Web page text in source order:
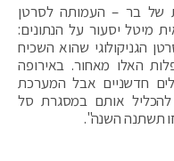
של בר – העמותה לסרטן
מיטל יסעור על הנתונים:
הגניקולוגי שהוא השכיח
האלו מאחור. באירופה
חדשניים אבל המערכת
אותם במסגרת סל
תשתנה השנה".